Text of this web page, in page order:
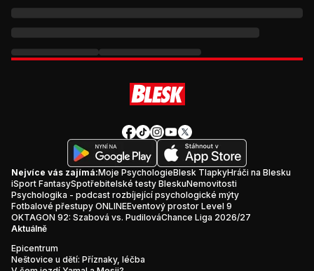
Nejvíce vás zajímá:Moje PsychologieBlesk TlapkyHráči na Blesku
iSport FantasySpotřebitelské testy BleskuNemovitosti
Psychologika - podcast rozbíjející psychologické mýty
Fotbalové přestupy ONLINEEventový prostor Level 9
OKTAGON 92: Szabová vs. PudilováChance Liga 2026/27
Aktuálně
Epicentrum
Neštovice u dětí: Příznaky, léčba